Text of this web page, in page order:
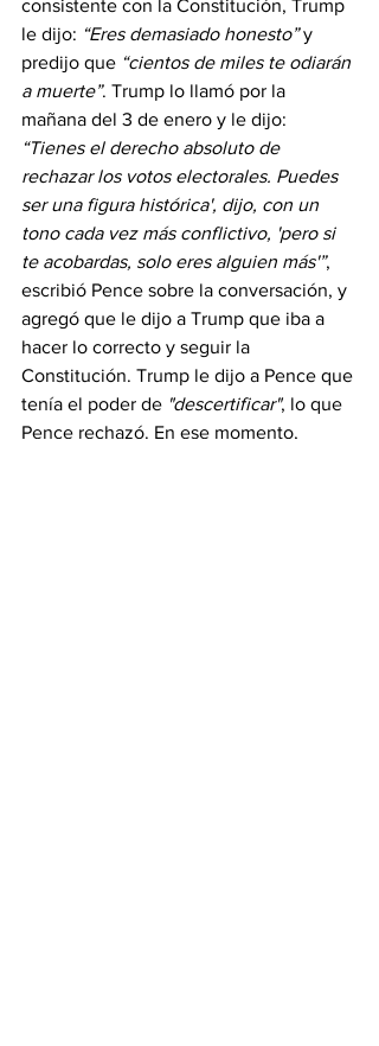
consistente con la Constitución, Trump
le dijo: “Eres demasiado honesto” y
predijo que “cientos de miles te odiarán
a muerte”. Trump lo llamó por la
mañana del 3 de enero y le dijo:
“Tienes el derecho absoluto de
rechazar los votos electorales. Puedes
ser una figura histórica', dijo, con un
tono cada vez más conflictivo, 'pero si
te acobardas, solo eres alguien más'”,
escribió Pence sobre la conversación, y
agregó que le dijo a Trump que iba a
hacer lo correcto y seguir la
Constitución. Trump le dijo a Pence que
tenía el poder de "descertificar", lo que
Pence rechazó. En ese momento,